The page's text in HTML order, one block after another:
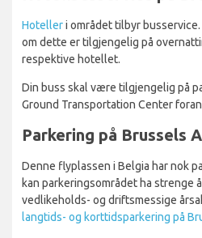
Hotelleri området tilbyr
om dette er tilgjengelig på
respektive hotellet.
Din buss skal være tilgjengelig på
Ground Transportation Center
Parkering på Brussels
Denne flyplassen i Belgia har nok
kan parkeringsområdet ha strenge
vedlikeholds- og driftsmessige
langtids- og korttidsparkering på